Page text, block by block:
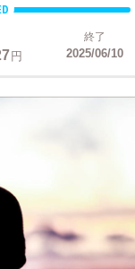
円
終了
2025/06/10